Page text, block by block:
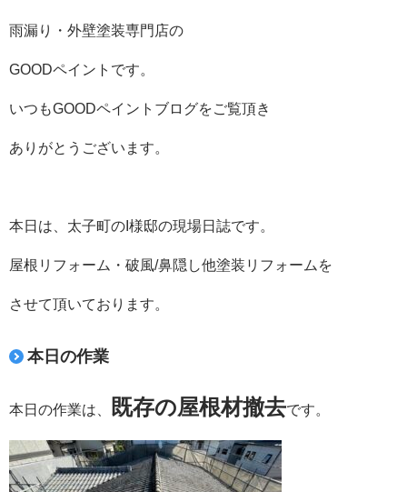
雨漏り・外壁塗装専門店の
GOODペイントです。
いつもGOODペイントブログをご覧頂き
ありがとうございます。
本日は、太子町のI様邸の現場日誌です。
屋根リフォーム・破風/鼻隠し他塗装リフォームを
させて頂いております。
本日の作業
本日の作業は、 既存の屋根材撤去です。